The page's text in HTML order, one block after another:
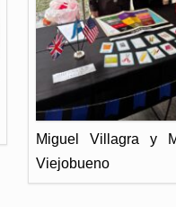
Miguel Villagra y
Viejobueno